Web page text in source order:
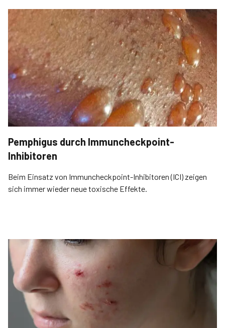
Pemphigus durch Immuncheckpoint-
Inhibitoren
Beim Einsatz von Immuncheckpoint-Inhibitoren (ICI) zeigen
sich immer wieder neue toxische Effekte.